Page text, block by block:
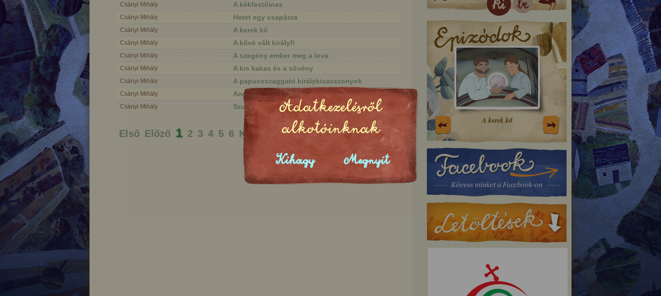
Csányi Mihály A kékfestőinas
Csányi Mihály Hetet egy csapásra
Csányi Mihály A kerek kő
Csányi Mihály A kővé vált királyfi
Csányi Mihály A szegény ember meg a lova
Csányi Mihály A kis kakas és a sövény
Csányi Mihály A papucsszaggató királykisasszonyok
Csányi Mihály Angyalbárányok
Csányi Mihály Szusza
Első Előző 1 2 3 4 5 6 Következő Utolsó
A két aranyhajú fiú A szegény ember szőlője A kerek kő A só
Adatkezelésről
alkotóinknak
Kihagy Megnyit